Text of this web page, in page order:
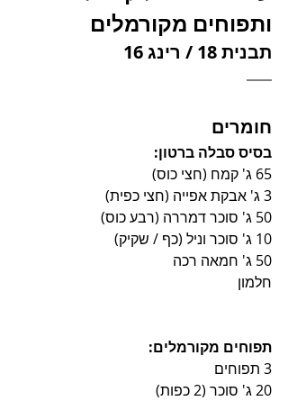
ותפוחים מקורמלים
תבנית 18 / רינג 16
חומרים
בסיס סבלה ברטון:
65 ג' קמח (חצי כוס)
3 ג' אבקת אפייה (חצי כפית)
50 ג' סוכר דמררה (רבע כוס)
10 ג' סוכר וניל (כף / שקיק)
50 ג' חמאה רכה
חלמון
תפוחים מקורמלים:
3 תפוחים
20 ג' סוכר (2 כפות)